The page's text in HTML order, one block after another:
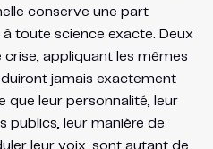
conserve une part
à toute science exacte. Deux
appliquant les mêmes
jamais exactement
que leur personnalité, leur
publics, leur manière de
leur voix, sont autant de